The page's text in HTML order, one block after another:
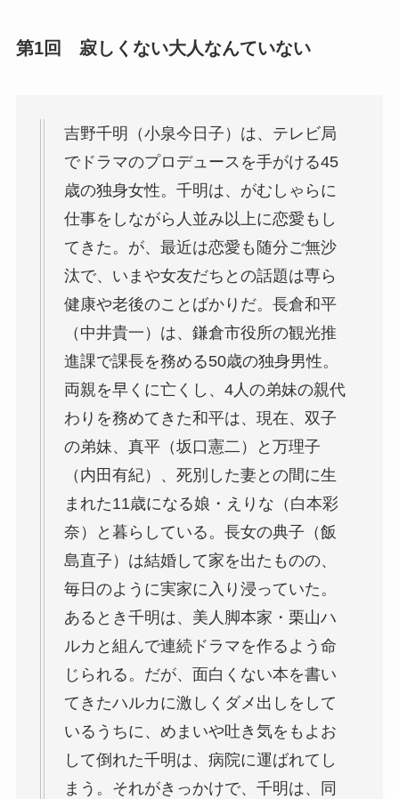
第1回 寂しくない大人なんていない
吉野千明（小泉今日子）は、テレビ局
でドラマのプロデュースを手がける45
歳の独身女性。千明は、がむしゃらに
仕事をしながら人並み以上に恋愛もし
てきた。が、最近は恋愛も随分ご無沙
汰で、いまや女友だちとの話題は専ら
健康や老後のことばかりだ。長倉和平
（中井貴一）は、鎌倉市役所の観光推
進課で課長を務める50歳の独身男性。
両親を早くに亡くし、4人の弟妹の親代
わりを務めてきた和平は、現在、双子
の弟妹、真平（坂口憲二）と万理子
（内田有紀）、死別した妻との間に生
まれた11歳になる娘・えりな（白本彩
奈）と暮らしている。長女の典子（飯
島直子）は結婚して家を出たものの、
毎日のように実家に入り浸っていた。
あるとき千明は、美人脚本家・栗山ハ
ルカと組んで連続ドラマを作るよう命
じられる。だが、面白くない本を書い
てきたハルカに激しくダメ出しをして
いるうちに、めまいや吐き気をもよお
して倒れた千明は、病院に運ばれてし
まう。それがきっかけで、千明は、同